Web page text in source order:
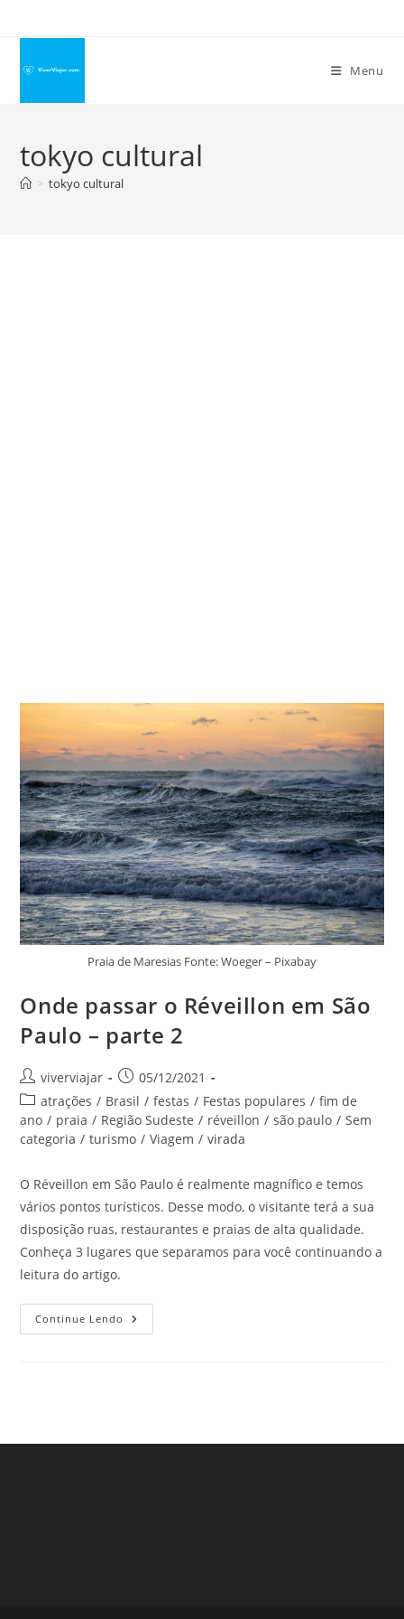
conteúdo
Menu
tokyo cultural
> tokyo cultural
Praia de Maresias Fonte: Woeger – Pixabay
Onde passar o Réveillon em São
Paulo – parte 2
Autor
do
post:
viverviajar
Post
publicado:
05/12/2021
Categoria
do
post:
atrações / Brasil / festas / Festas populares / fim de
ano / praia / Região Sudeste / réveillon / são paulo / Sem
categoria / turismo / Viagem / virada
O Réveillon em São Paulo é realmente magnífico e temos
vários pontos turísticos. Desse modo, o visitante terá a sua
disposição ruas, restaurantes e praias de alta qualidade.
Conheça 3 lugares que separamos para você continuando a
leitura do artigo.
Continue Lendo Onde
Passar